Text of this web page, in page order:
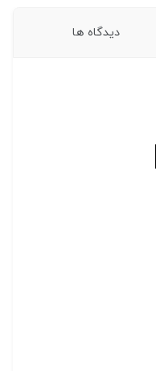
دیدگاه ها